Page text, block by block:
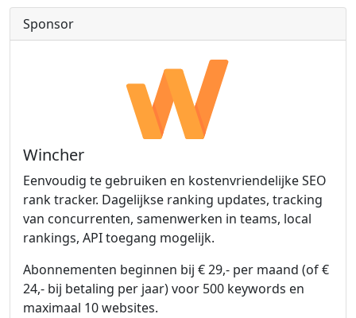
Sponsor
Wincher
Eenvoudig te gebruiken en kostenvriendelijke SEO
rank tracker. Dagelijkse ranking updates, tracking
van concurrenten, samenwerken in teams, local
rankings, API toegang mogelijk.
Abonnementen beginnen bij € 29,- per maand (of €
24,- bij betaling per jaar) voor 500 keywords en
maximaal 10 websites.